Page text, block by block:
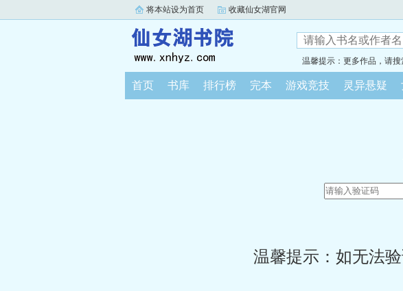
将本站设为首页 收藏仙女湖官网
温馨提示：更多作品，请搜
首页 书库 排行榜 完本 游戏竞技 灵异悬疑
温馨提示：如无法